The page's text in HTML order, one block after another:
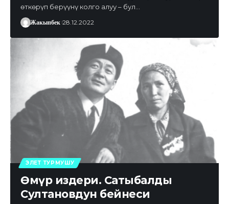
өткөрүп берүүнү колго алуу – бул…
Жакыпбек 28.12.2022
ЭЛЕТ ТУРМУШУ
Өмүр издери. Сатыбалды
Султановдун бейнеси